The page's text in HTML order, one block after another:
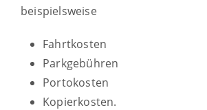
beispielsweise
Fahrtkosten
Parkgebühren
Portokosten
Kopierkosten.